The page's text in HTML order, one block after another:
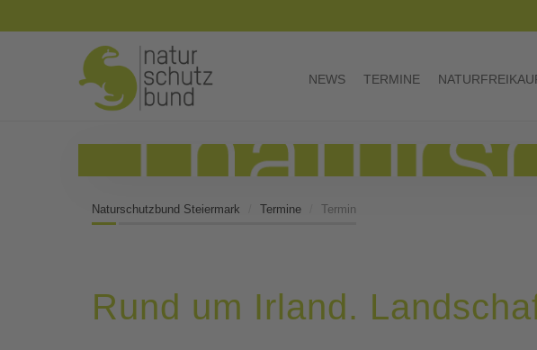
NEWS TERMINE
Naturschutzbund Steiermark Termine Termin
Rund um Irland.